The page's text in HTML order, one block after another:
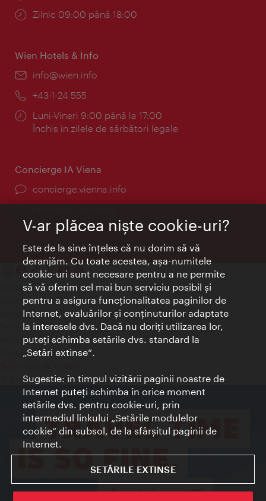
Program:
Zilnic 09:00 până 18:00
Wien Hotels & Info
E-
info@wien.info
Telefon:
+43-1-24 555
Program:
Luni-Vineri 9:00 până la 17:00
Închis în zilele de sărbători legale
Concierge IA Viena
concierge.vienna.info
Contact
Credits
Declaraţie privind protecţia datelor
Terms of Use
Accesibilitate
Contact presa
© Copyright Wien Tourismus
V-ar plăcea nişte cookie-uri?
Este de la sine înţeles că nu dorim să vă
deranjăm. Cu toate acestea, aşa-numitele
cookie-uri sunt necesare pentru a ne permite
să vă oferim cel mai bun serviciu posibil şi
pentru a asigura funcţionalitatea paginilor de
Internet, evaluărilor şi conţinuturilor adaptate
la interesele dvs. Dacă nu doriţi utilizarea lor,
puteţi schimba setările dvs. standard la
„Setări extinse“.
Sugestie: în timpul vizitării paginii noastre de
Internet puteţi schimba în orice moment
setările dvs. pentru cookie-uri, prin
intermediul linkului „Setările modulelor
cookie“ din subsol, de la sfârşitul paginii de
Internet.
SETĂRILE EXTINSE